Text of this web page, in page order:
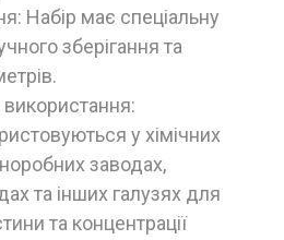
Набір має спеціальну
зберігання та
у хімічних
заводах,
та інших галузях для
та концентрації